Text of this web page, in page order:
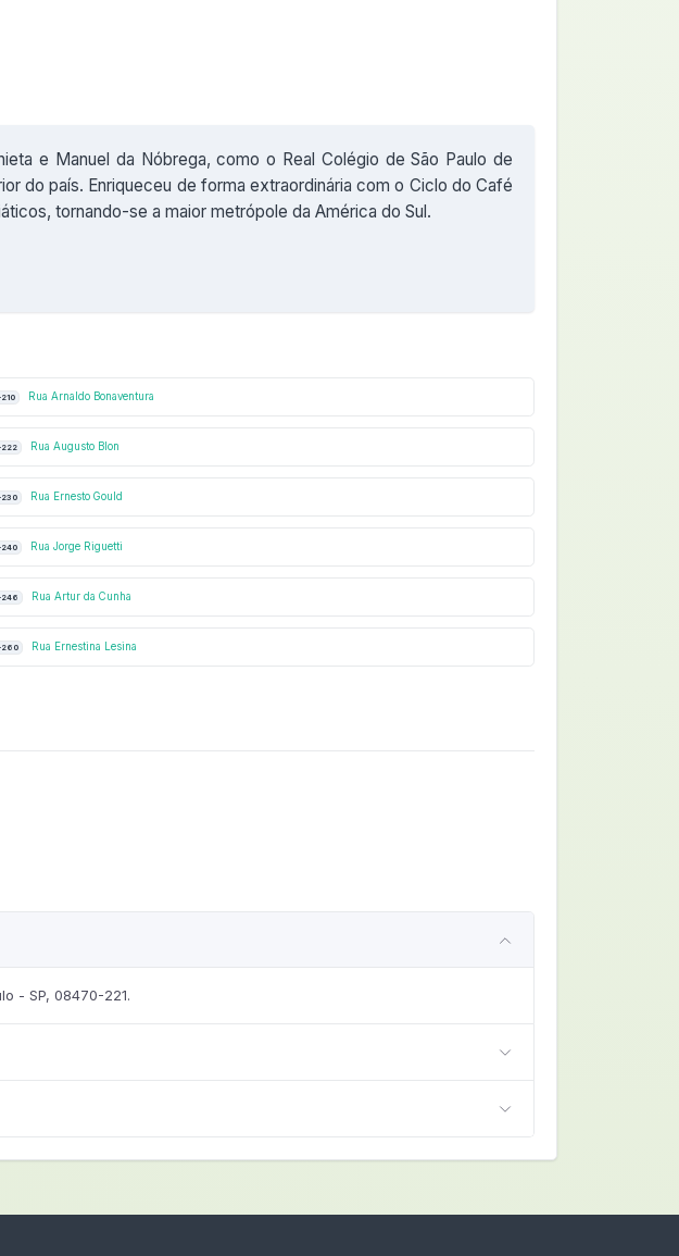
e Manuel da Nóbrega, como o Real Colégio de São Paulo de
do país. Enriqueceu de forma extraordinária com o Ciclo do Café
tornando-se a maior metrópole da América do Sul.
Rua Arnaldo Bonaventura
222 Rua Augusto Blon
230 Rua Ernesto Gould
240 Rua Jorge Riguetti
246 Rua Artur da Cunha
260 Rua Ernestina Lesina
- SP, 08470-221.